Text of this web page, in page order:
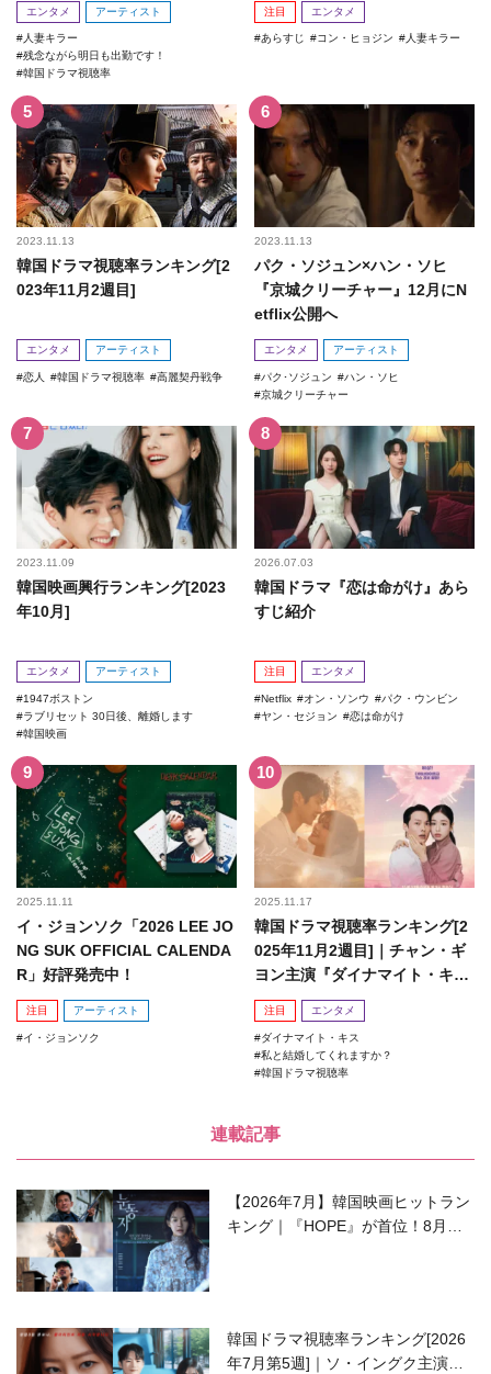
エンタメ アーティスト
人妻キラー
残念ながら明日も出勤です！
韓国ドラマ視聴率
注目 エンタメ
あらすじ コン・ヒョジン 人妻キラー
2023.11.13
韓国ドラマ視聴率ランキング[2
023年11月2週目]
エンタメ アーティスト
恋人 韓国ドラマ視聴率 高麗契丹戦争
2023.11.13
パク・ソジュン×ハン・ソヒ
『京城クリーチャー』12月にN
etflix公開へ
エンタメ アーティスト
パク･ソジュン
ハン・ソヒ
京城クリーチャー
2023.11.09
韓国映画興行ランキング[2023
年10月]
エンタメ アーティスト
1947ボストン
ラブリセット 30日後、離婚します
韓国映画
2026.07.03
韓国ドラマ『恋は命がけ』あら
すじ紹介
注目 エンタメ
Netflix オン・ソンウ
パク・ウンビン
ヤン・セジョン
恋は命がけ
2025.11.11
イ・ジョンソク「2026 LEE JO
NG SUK OFFICIAL CALENDA
R」好評発売中！
注目 アーティスト
イ・ジョンソク
2025.11.17
韓国ドラマ視聴率ランキング[2
025年11月2週目]｜チャン・ギ
ヨン主演『ダイナマイト・キ
ス』がランクイン！
注目 エンタメ
ダイナマイト・キス
私と結婚してくれますか？
韓国ドラマ視聴率
連載記事
【2026年7月】韓国映画ヒットラン
キング｜『HOPE』が首位！8月公
韓国ドラマ視聴率ランキング[2026
年7月第5週]｜ソ・イングク主演の